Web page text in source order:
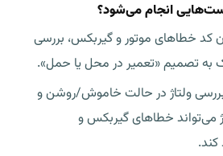
انجام می‌شود؟
کد خطاهای موتور و گیربکس، بررسی
به تصمیم «تعمیر در محل یا حمل».
ولتاژ در حالت خاموش/روشن و
می‌تواند خطاهای گیربکس و